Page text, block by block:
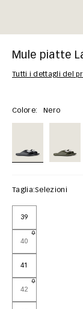
Mule piatte
Tutti i dettagli del
Colore: Nero
Taglia:Selezioni
39
40
41
42